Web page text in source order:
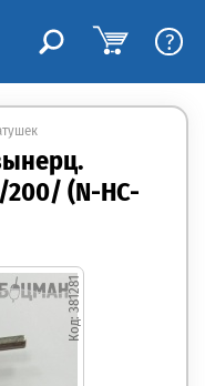
?
(N-HC-
381281